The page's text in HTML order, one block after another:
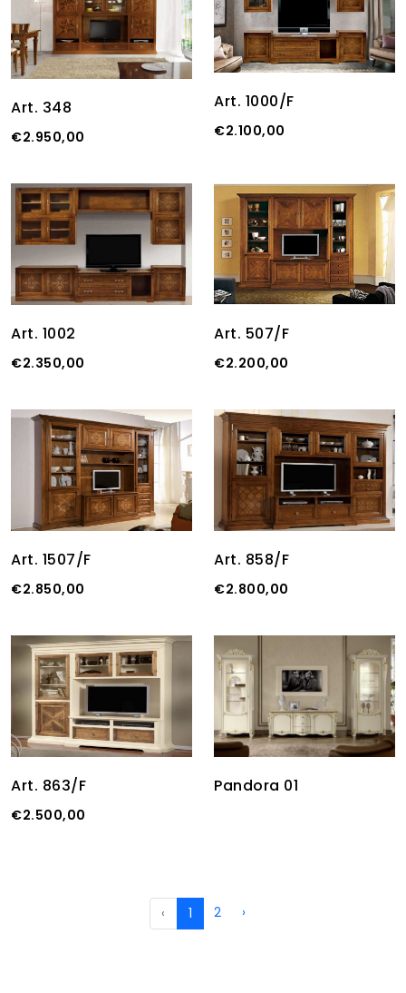
Art. 348
€2.950,00
Art. 1000/F
€2.100,00
Art. 1002
€2.350,00
Art. 507/F
€2.200,00
Art. 1507/F
€2.850,00
Art. 858/F
€2.800,00
Art. 863/F
€2.500,00
Pandora 01
‹ 1 2 ›